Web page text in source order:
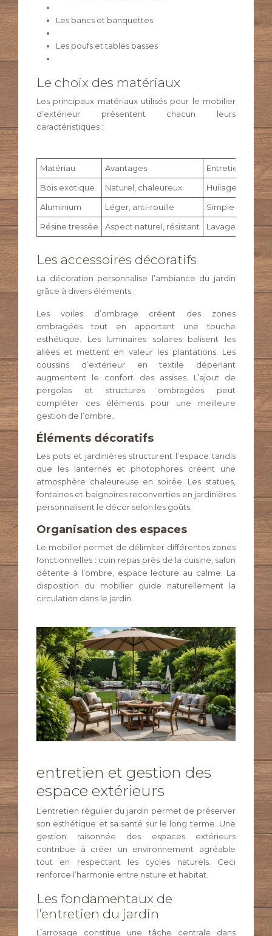
Les bancs et banquettes
Les poufs et tables basses
Le choix des matériaux
Les principaux matériaux utilisés pour le mobilier
d’extérieur présentent chacun leurs
caractéristiques :
Matériau Avantages
Entretien
Bois exotique
Naturel, chaleureux
Huilage annuel
Aluminium
Léger, anti-rouille
Simple
Résine tressée
Aspect naturel, résistant Lavage eau
Les accessoires décoratifs
La décoration personnalise l’ambiance du jardin
grâce à divers éléments :
Les voiles d’ombrage créent des zones
ombragées tout en apportant une touche
esthétique. Les luminaires solaires balisent les
allées et mettent en valeur les plantations. Les
coussins d’extérieur en textile déperlant
augmentent le confort des assises. L’ajout de
pergolas et structures ombragées peut
compléter ces éléments pour une meilleure
gestion de l’ombre.
Éléments décoratifs
Les pots et jardinières structurent l’espace tandis
que les lanternes et photophores créent une
atmosphère chaleureuse en soirée. Les statues,
fontaines et baignoires reconverties en jardinières
personnalisent le décor selon les goûts.
Organisation des espaces
Le mobilier permet de délimiter différentes zones
fonctionnelles : coin repas près de la cuisine, salon
détente à l’ombre, espace lecture au calme. La
disposition du mobilier guide naturellement la
circulation dans le jardin.
entretien et gestion des
espace extérieurs
L’entretien régulier du jardin permet de préserver
son esthétique et sa santé sur le long terme. Une
gestion raisonnée des espaces extérieurs
contribue à créer un environnement agréable
tout en respectant les cycles naturels. Ceci
renforce l’harmonie entre nature et habitat.
Les fondamentaux de
l’entretien du jardin
L’arrosage constitue une tâche centrale dans